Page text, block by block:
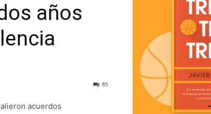
años
85
acuerdos